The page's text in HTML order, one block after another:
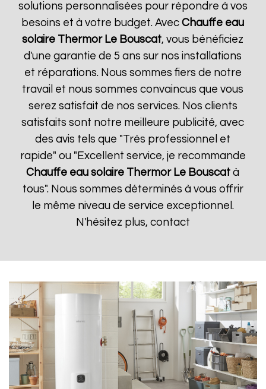
solutions personnalisées pour répondre à vos
besoins et à votre budget. AvecChauffe eau
solaire Thermor Le Bouscat, vous bénéficiez
d'une garantie de 5 ans sur nos installations
et réparations. Nous sommes fiers de notre
travail et nous sommes convaincus que vous
serez satisfait de nos services. Nos clients
satisfaits sont notre meilleure publicité, avec
des avis tels que "Très professionnel et
rapide" ou "Excellent service, je recommande
Chauffe eau solaire Thermor Le Bouscat à
tous". Nous sommes déterminés à vous offrir
le même niveau de service exceptionnel.
N'hésitez plus, contact